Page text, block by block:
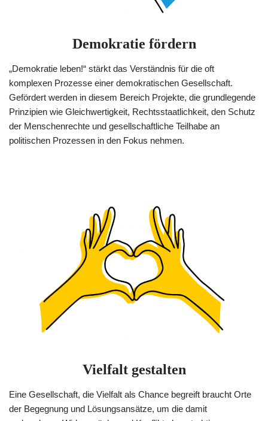
Demokratie fördern
„Demokratie leben!“ stärkt das Verständnis für die oft
komplexen Prozesse einer demokratischen Gesellschaft.
Gefördert werden in diesem Bereich Projekte, die grundlegende
Prinzipien wie Gleichwertigkeit, Rechtsstaatlichkeit, den Schutz
der Menschenrechte und gesellschaftliche Teilhabe an
politischen Prozessen in den Fokus nehmen.
Vielfalt gestalten
Eine Gesellschaft, die Vielfalt als Chance begreift braucht Orte
der Begegnung und Lösungsansätze, um die damit